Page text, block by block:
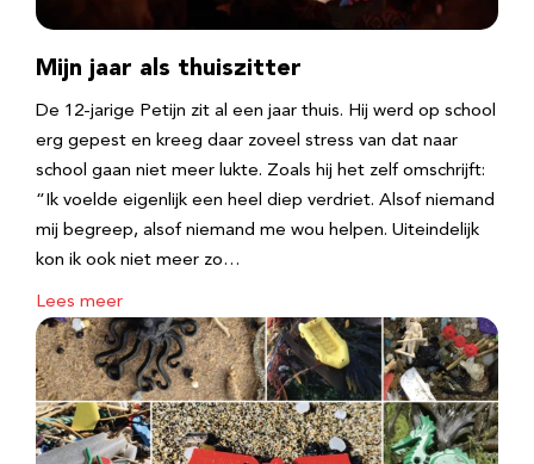
Mijn jaar als thuiszitter
De 12-jarige Petijn zit al een jaar thuis. Hij werd op school
erg gepest en kreeg daar zoveel stress van dat naar
school gaan niet meer lukte. Zoals hij het zelf omschrijft:
“Ik voelde eigenlijk een heel diep verdriet. Alsof niemand
mij begreep, alsof niemand me wou helpen. Uiteindelijk
kon ik ook niet meer zo…
Lees meer